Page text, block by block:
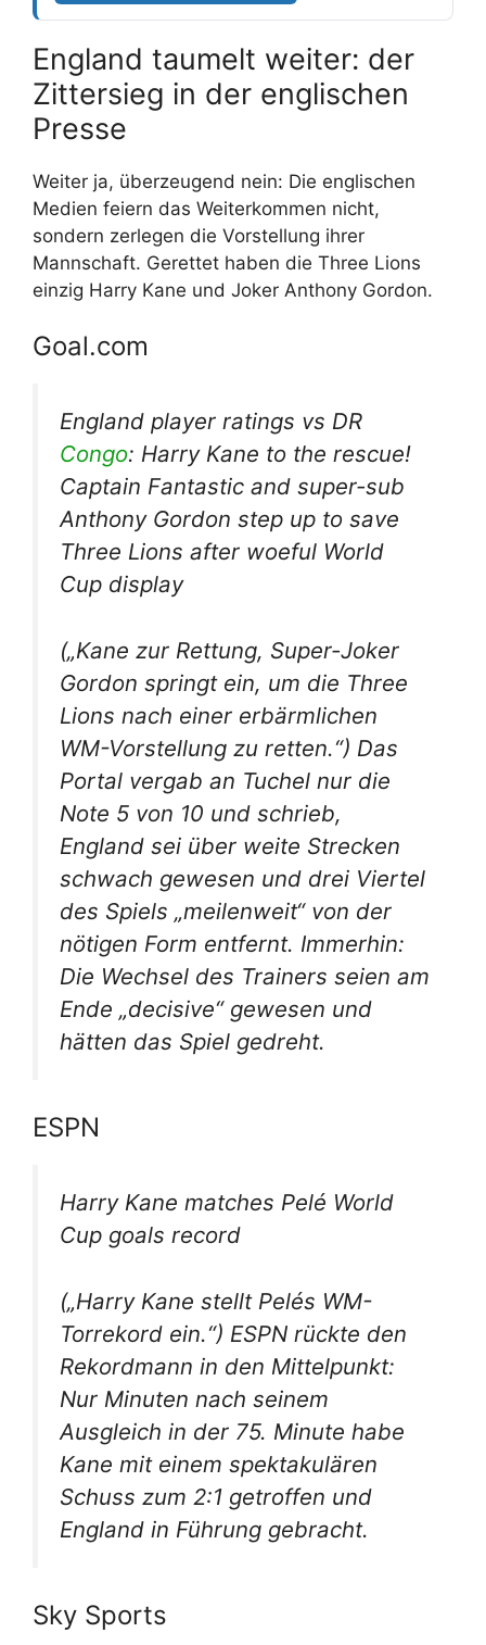
England taumelt weiter: der
Zittersieg in der englischen
Presse
Weiter ja, überzeugend nein: Die englischen
Medien feiern das Weiterkommen nicht,
sondern zerlegen die Vorstellung ihrer
Mannschaft. Gerettet haben die Three Lions
einzig Harry Kane und Joker Anthony Gordon.
Goal.com
England player ratings vs DR
Congo: Harry Kane to the rescue!
Captain Fantastic and super-sub
Anthony Gordon step up to save
Three Lions after woeful World
Cup display
(„Kane zur Rettung, Super-Joker
Gordon springt ein, um die Three
Lions nach einer erbärmlichen
WM-Vorstellung zu retten.“) Das
Portal vergab an Tuchel nur die
Note 5 von 10 und schrieb,
England sei über weite Strecken
schwach gewesen und drei Viertel
des Spiels „meilenweit“ von der
nötigen Form entfernt. Immerhin:
Die Wechsel des Trainers seien am
Ende „decisive“ gewesen und
hätten das Spiel gedreht.
ESPN
Harry Kane matches Pelé World
Cup goals record
(„Harry Kane stellt Pelés WM-
Torrekord ein.“) ESPN rückte den
Rekordmann in den Mittelpunkt:
Nur Minuten nach seinem
Ausgleich in der 75. Minute habe
Kane mit einem spektakulären
Schuss zum 2:1 getroffen und
England in Führung gebracht.
Sky Sports